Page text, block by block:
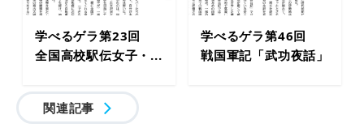
学べるゲラ第23回
全国高校駅伝女子・...
学べるゲラ第46回
戦国軍記「武功夜話」
関連記事